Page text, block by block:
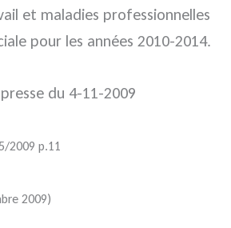
et maladies professionnelles
pour les années 2010-2014.
du 4-11-2009
2009 p.11
2009)